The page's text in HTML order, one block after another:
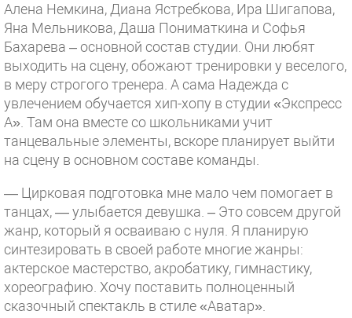
Алена Немкина, Диана Ястребкова, Ира Шигапова,
Яна Мельникова, Даша Пониматкина и Софья
Бахарева – основной состав студии. Они любят
выходить на сцену, обожают тренировки у веселого,
в меру строгого тренера. А сама Надежда с
увлечением обучается хип-хопу в студии «Экспресс
А». Там она вместе со школьниками учит
танцевальные элементы, вскоре планирует выйти
на сцену в основном составе команды.
— Цирковая подготовка мне мало чем помогает в
танцах, — улыбается девушка. – Это совсем другой
жанр, который я осваиваю с нуля. Я планирую
синтезировать в своей работе многие жанры:
актерское мастерство, акробатику, гимнастику,
хореографию. Хочу поставить полноценный
сказочный спектакль в стиле «Аватар».